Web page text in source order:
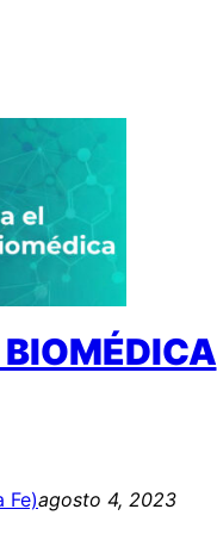
Fe)agosto 4, 2023